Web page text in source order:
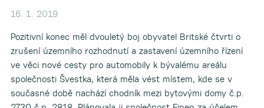
16. 1. 2019
Pozitivní konec měl dvouletý boj obyvatel Britské čtvrti o
zrušení územního rozhodnutí a zastavení územního řízení
ve věci nové cesty pro automobily k bývalému areálu
společnosti Švestka, která měla vést místem, kde se v
současné době nachází chodník mezi bytovými domy č.p.